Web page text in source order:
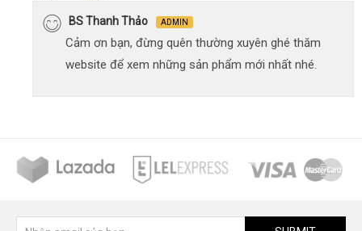
BS Thanh Thảo ADMIN
Cảm ơn bạn, đừng quên thường xuyên ghé thăm
website để xem những sản phẩm mới nhất nhé.